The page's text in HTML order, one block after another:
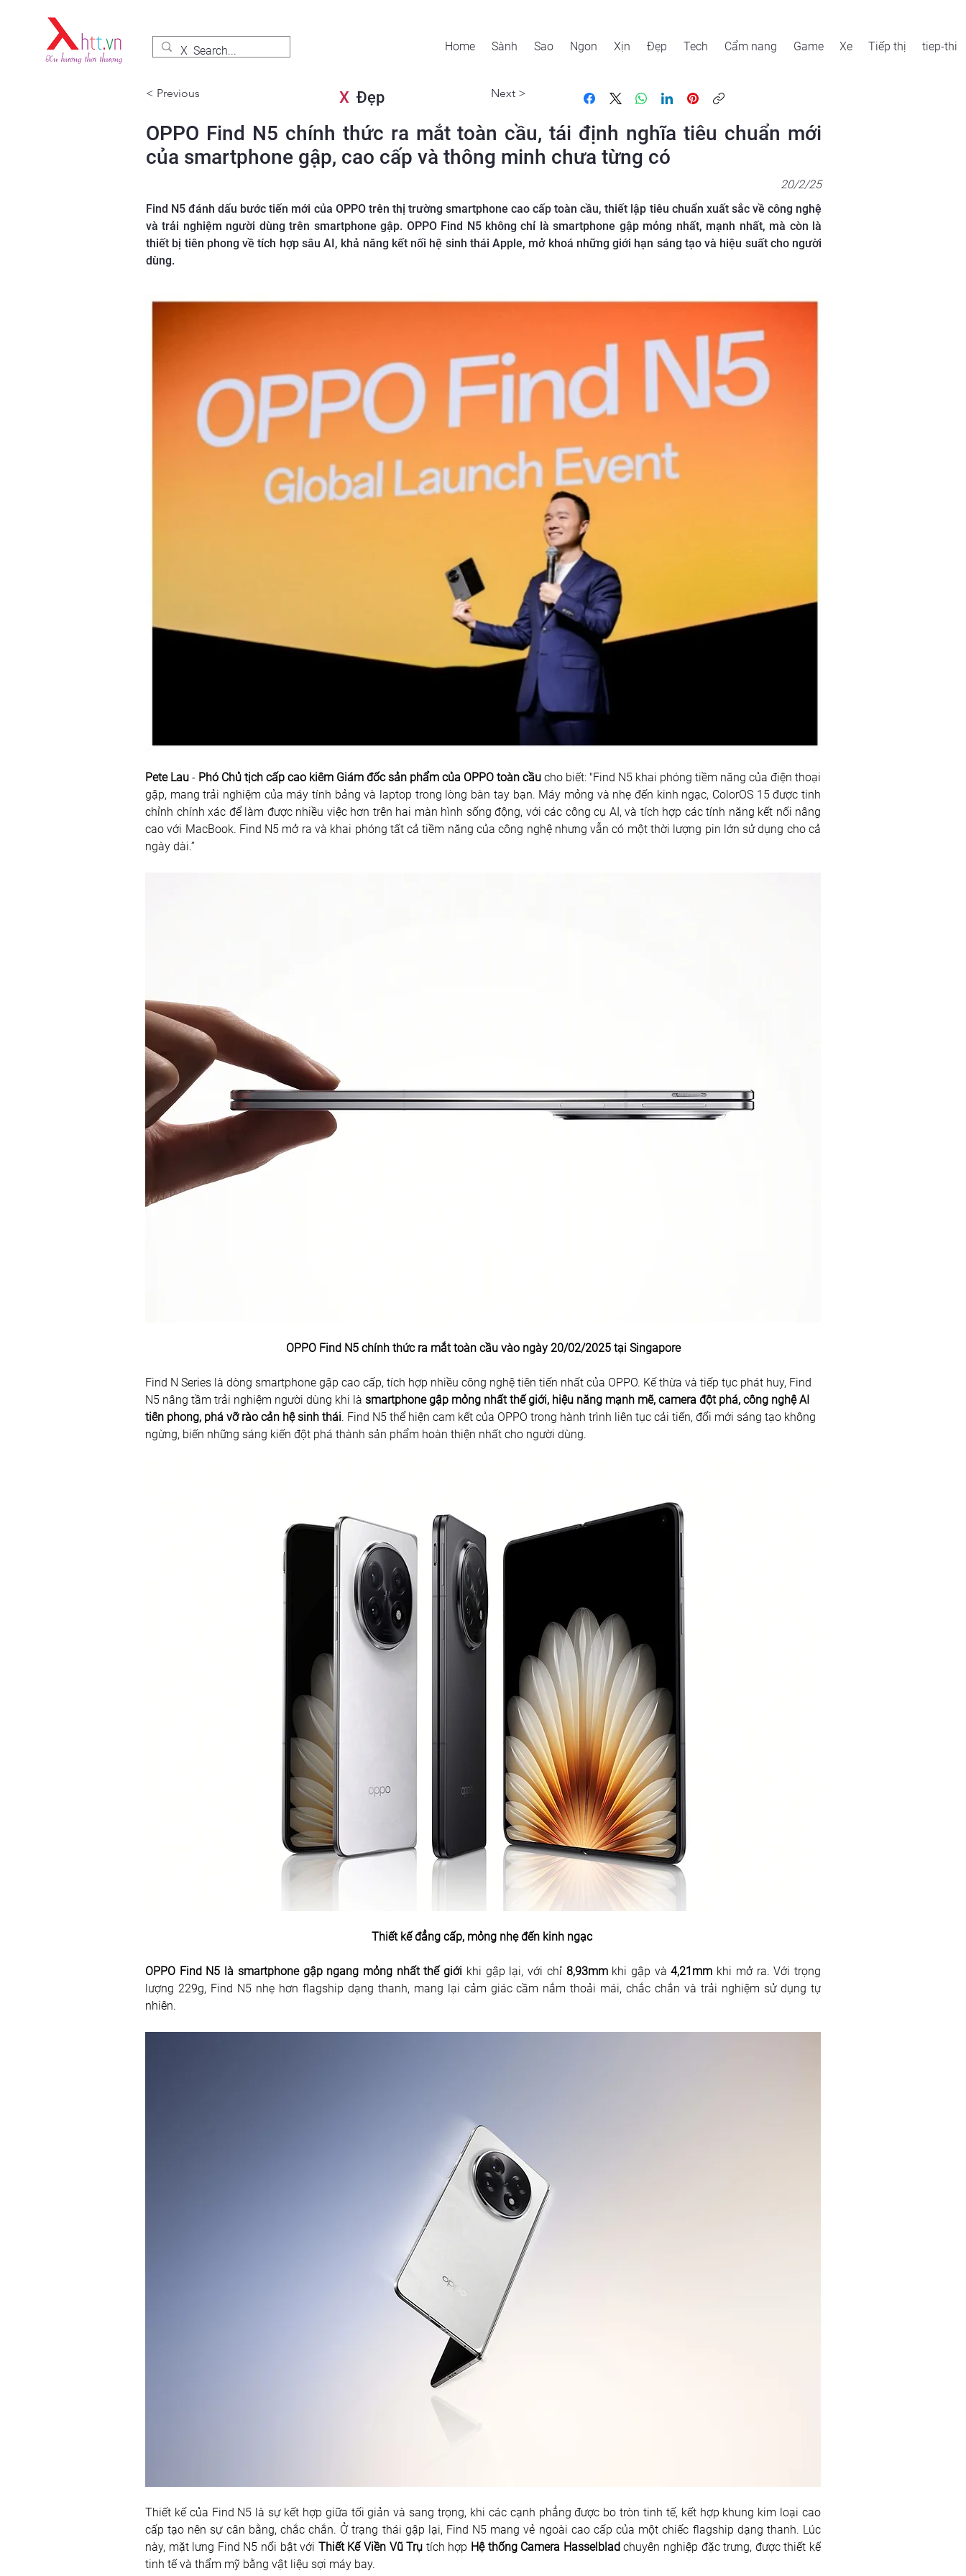
Home Sành Sao Ngon Xịn Đẹp Tech Cẩm nang Game Xe Tiếp thị tiep-thi
< Previous XĐẹp Next >
OPPO Find N5 chính thức ra mắt toàn cầu, tái định nghĩa tiêu chuẩn mới
của smartphone gập, cao cấp và thông minh chưa từng có
20/2/25
Find N5 đánh dấu bước tiến mới của OPPO trên thị trường smartphone cao cấp toàn cầu, thiết lập tiêu chuẩn xuất sắc về công nghệ
và trải nghiệm người dùng trên smartphone gập. OPPO Find N5 không chỉ là smartphone gập mỏng nhất, mạnh nhất, mà còn là
thiết bị tiên phong về tích hợp sâu AI, khả năng kết nối hệ sinh thái Apple, mở khoá những giới hạn sáng tạo và hiệu suất cho người
dùng.
Pete Lau - Phó Chủ tịch cấp cao kiêm Giám đốc sản phẩm của OPPO toàn cầu cho biết: "Find N5 khai phóng tiềm năng của điện thoại
gập, mang trải nghiệm của máy tính bảng và laptop trong lòng bàn tay bạn. Máy mỏng và nhẹ đến kinh ngạc, ColorOS 15 được tinh
chỉnh chính xác để làm được nhiều việc hơn trên hai màn hình sống động, với các công cụ AI, và tích hợp các tính năng kết nối nâng
cao với MacBook. Find N5 mở ra và khai phóng tất cả tiềm năng của công nghệ nhưng vẫn có một thời lượng pin lớn sử dụng cho cả
ngày dài.”
OPPO Find N5 chính thức ra mắt toàn cầu vào ngày 20/02/2025 tại Singapore
Find N Series là dòng smartphone gập cao cấp, tích hợp nhiều công nghệ tiên tiến nhất của OPPO. Kế thừa và tiếp tục phát huy, Find
N5 nâng tầm trải nghiệm người dùng khi là smartphone gập mỏng nhất thế giới, hiệu năng mạnh mẽ, camera đột phá, công nghệ AI
tiên phong, phá vỡ rào cản hệ sinh thái. Find N5 thể hiện cam kết của OPPO trong hành trình liên tục cải tiến, đổi mới sáng tạo không
ngừng, biến những sáng kiến đột phá thành sản phẩm hoàn thiện nhất cho người dùng.
Thiết kế đẳng cấp, mỏng nhẹ đến kinh ngạc
OPPO Find N5 là smartphone gập ngang mỏng nhất thế giới khi gập lại, với chỉ 8,93mm khi gập và 4,21mm khi mở ra. Với trọng
lượng 229g, Find N5 nhẹ hơn flagship dạng thanh, mang lại cảm giác cầm nắm thoải mái, chắc chắn và trải nghiệm sử dụng tự
nhiên.
Thiết kế của Find N5 là sự kết hợp giữa tối giản và sang trọng, khi các cạnh phẳng được bo tròn tinh tế, kết hợp khung kim loại cao
cấp tạo nên sự cân bằng, chắc chắn. Ở trạng thái gập lại, Find N5 mang vẻ ngoài cao cấp của một chiếc flagship dạng thanh. Lúc
này, mặt lưng Find N5 nổi bật với Thiết Kế Viền Vũ Trụ tích hợp Hệ thống Camera Hasselblad chuyên nghiệp đặc trưng, được thiết kế
tinh tế và thẩm mỹ bằng vật liệu sợi máy bay.